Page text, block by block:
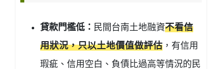
貸款門檻低： 民間台南土地融資不看信
用狀況，只以土地價值做評估 ，有信用
瑕疵、信用空白、負債比過高等情況的民